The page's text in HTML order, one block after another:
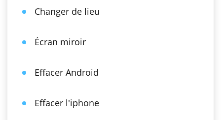
Changer de lieu
Écran miroir
Effacer Android
Effacer l'iphone